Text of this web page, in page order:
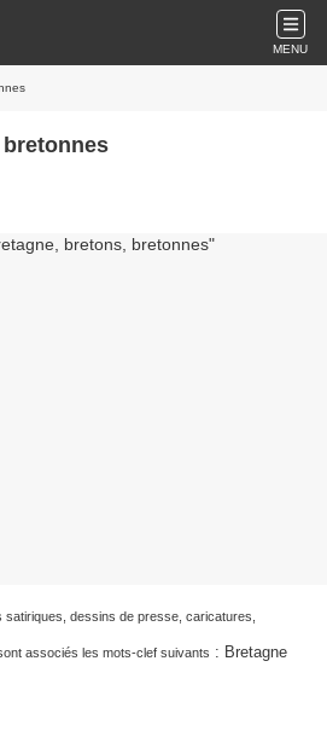
MENU
dessins de presse, caricatures,
associés les mots-clef suivants : Bretagne